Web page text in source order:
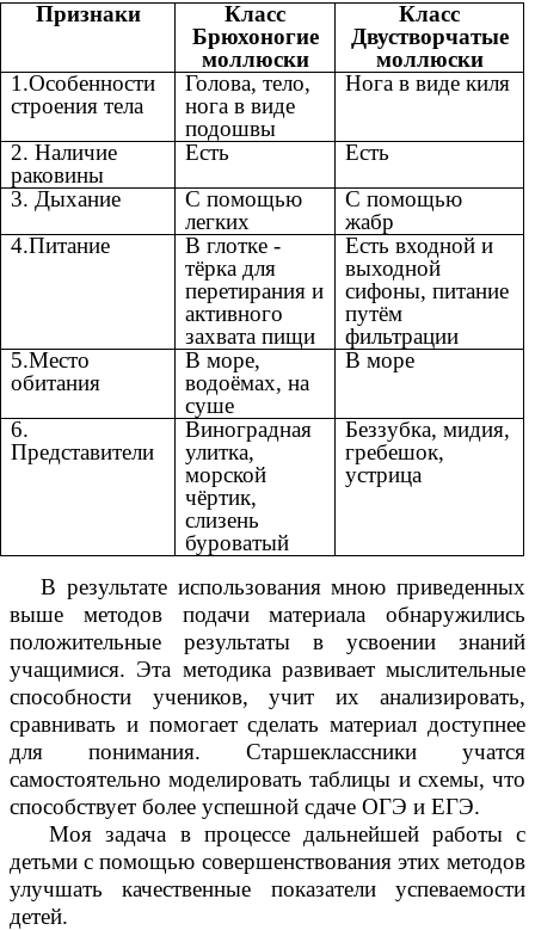
Признаки
Класс
Брюхоногие
моллюски
Класс
Двустворчатые
моллюски
1.Особенности
строения тела
Голова, тело,
нога в виде
подошвы
Нога в виде киля
2. Наличие
раковины
Есть
Есть
3. Дыхание
С помощью
легких
С помощью
жабр
4.Питание
В глотке -
тёрка для
перетирания и
активного
захвата пищи
Есть входной и
выходной
сифоны, питание
путём
фильтрации
5.Место
обитания
В море,
водоёмах, на
суше
В море
6.
Представители
Виноградная
улитка,
морской
чёртик,
слизень
буроватый
Беззубка, мидия,
гребешок,
устрица
В результате использования мною приведенных
выше методов подачи материала обнаружились
положительные результаты в усвоении знаний
учащимися. Эта методика развивает мыслительные
способности учеников, учит их анализировать,
сравнивать и помогает сделать материал доступнее
для понимания. Старшеклассники учатся
самостоятельно моделировать таблицы и схемы, что
способствует более успешной сдаче ОГЭ и ЕГЭ.
Моя задача в процессе дальнейшей работы с
детьми с помощью совершенствования этих методов
улучшать качественные показатели успеваемости
детей.